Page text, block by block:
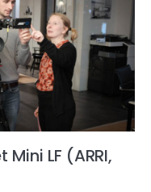
Mini LF (ARRI,